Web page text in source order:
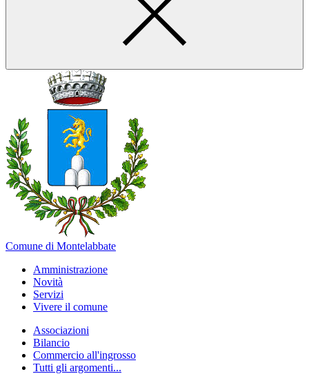
Comune di Montelabbate
Amministrazione
Novità
Servizi
Vivere il comune
Associazioni
Bilancio
Commercio all'ingrosso
Tutti gli argomenti...